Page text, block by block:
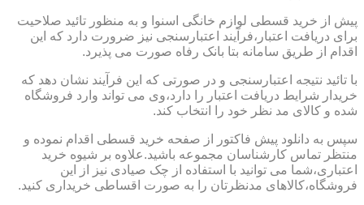
پیش از خرید قسطی لوازم خانگی اسنوا و به منظور تائید صلاحیت
برای دریافت اعتبار،فرآیند اعتبارسنجی نیز ضرورت دارد که این
اقدام از طریق سامانه بتا بانک رفاه صورت می پذیرد.
با تائید نتیجه اعتبارسنجی و در صورتی که این فرآیند نشان دهد که
خریدار شرایط دریافت اعتبار را دارد،وی می تواند وارد فروشگاه
شده و کالای مد نظر خود را انتخاب کند.
سپس به دانلود پیش فاکتور از صفحه خرید قسطی اقدام نموده و
منتظر تماس کارشناسان مجموعه باشید.علاوه بر شیوه خرید
اعتباری،شما می توانید با استفاده از چک صیادی نیز از این
فروشگاه،کالاهای مدنظرتان را به صورت اقساطی خریداری کنید.